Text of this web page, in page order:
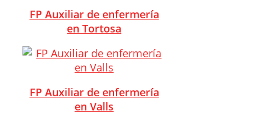
FP Auxiliar de enfermería
en Tortosa
FP Auxiliar de enfermería
en Valls